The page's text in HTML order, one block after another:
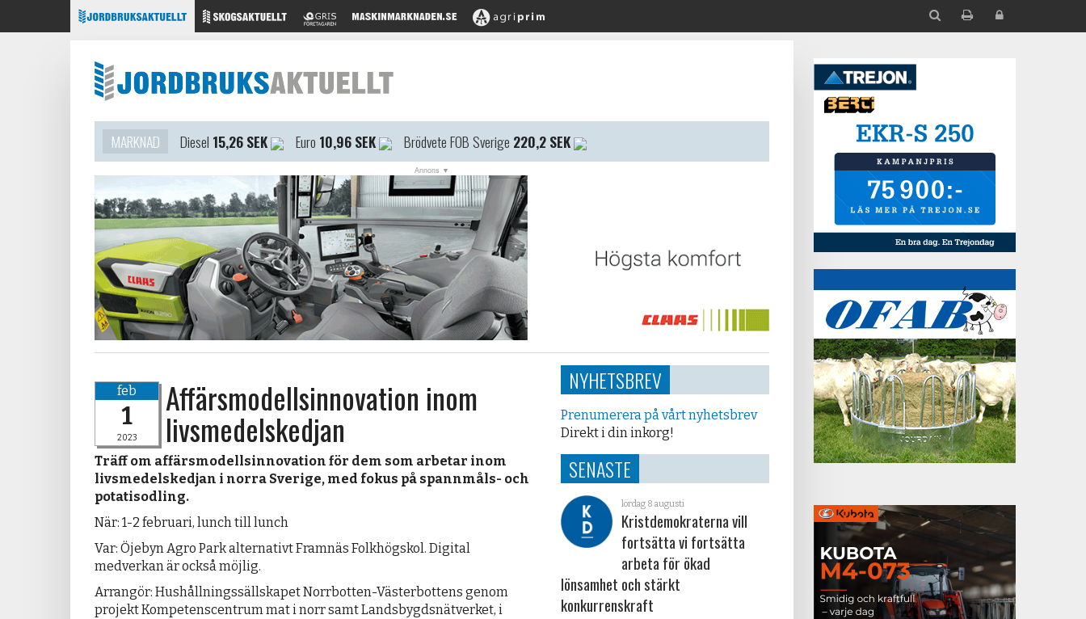
MARKNAD Diesel 15,26 SEK Euro 10,96 SEK Brödvete FOB Sverige 220,2 SEK
feb
1
2023
Affärsmodellsinnovation inom
livsmedelskedjan
Träff om affärsmodellsinnovation för dem som arbetar inom
livsmedelskedjan i norra Sverige, med fokus på spannmåls- och
potatisodling.
När: 1-2 februari, lunch till lunch
Var: Öjebyn Agro Park alternativt Framnäs Folkhögskol. Digital
medverkan är också möjlig.
Arrangör: Hushållningssällskapet Norrbotten-Västerbottens genom
projekt Kompetenscentrum mat i norr samt Landsbygdsnätverket, i
NYHETSBREV
Prenumerera på vårt nyhetsbrev
Direkt i din inkorg!
SENASTE
lördag 8 augusti
Kristdemokraterna vill
fortsätta vi fortsätta
arbeta för ökad
lönsamhet och stärkt
konkurrenskraft